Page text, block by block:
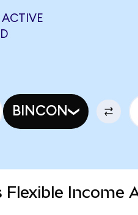
BINCON
Flexible